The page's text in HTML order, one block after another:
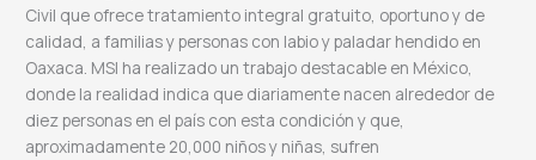
Civil que ofrece tratamiento integral gratuito, oportuno y de
calidad, a familias y personas con labio y paladar hendido en
Oaxaca. MSI ha realizado un trabajo destacable en México,
donde la realidad indica que diariamente nacen alrededor de
diez personas en el país con esta condición y que,
aproximadamente 20,000 niños y niñas, sufren